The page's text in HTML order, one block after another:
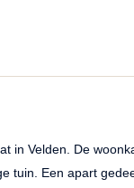
in Velden. De
tuin. Een apart